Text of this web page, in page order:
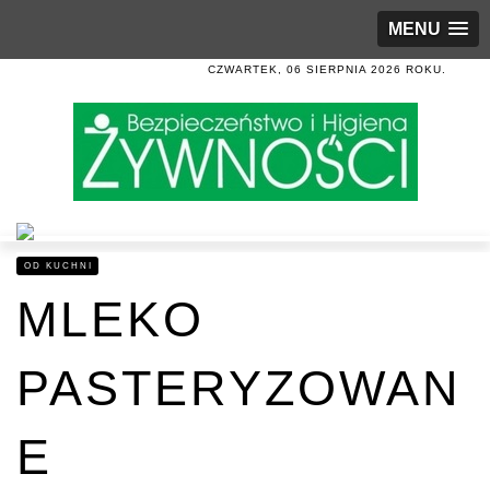
MENU
CZWARTEK, 06 SIERPNIA 2026 ROKU.
OD KUCHNI
MLEKO
PASTERYZOWAN
E